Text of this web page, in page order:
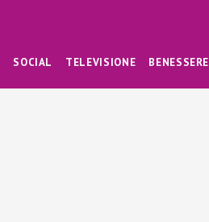
SOCIAL TELEVISIONE BENESSERE